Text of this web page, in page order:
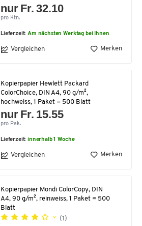
nur Fr. 32.10
pro Ktn.
Lieferzeit:Am nächsten Werktag bei Ihnen
Vergleichen Merken
Kopierpapier Hewlett Packard
ColorChoice, DIN A4, 90 g/m²,
hochweiss, 1 Paket = 500 Blatt
nur Fr. 15.55
pro Pak.
Lieferzeit:innerhalb 1 Woche
Vergleichen Merken
Kopierpapier Mondi ColorCopy, DIN
A4, 90 g/m², reinweiss, 1 Paket = 500
Blatt
(1)